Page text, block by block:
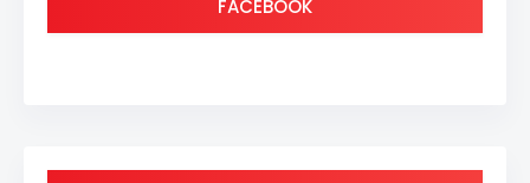
FACEBOOK